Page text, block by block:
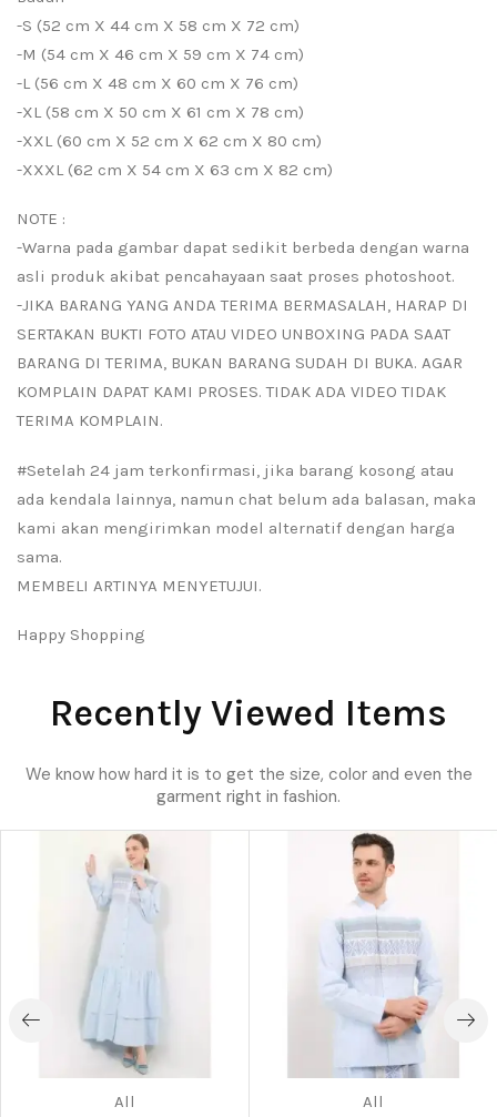
-S (52 cm X 44 cm X 58 cm X 72 cm)
-M (54 cm X 46 cm X 59 cm X 74 cm)
-L (56 cm X 48 cm X 60 cm X 76 cm)
-XL (58 cm X 50 cm X 61 cm X 78 cm)
-XXL (60 cm X 52 cm X 62 cm X 80 cm)
-XXXL (62 cm X 54 cm X 63 cm X 82 cm)
NOTE :
-Warna pada gambar dapat sedikit berbeda dengan warna
asli produk akibat pencahayaan saat proses photoshoot.
-JIKA BARANG YANG ANDA TERIMA BERMASALAH, HARAP DI
SERTAKAN BUKTI FOTO ATAU VIDEO UNBOXING PADA SAAT
BARANG DI TERIMA, BUKAN BARANG SUDAH DI BUKA. AGAR
KOMPLAIN DAPAT KAMI PROSES. TIDAK ADA VIDEO TIDAK
TERIMA KOMPLAIN.
#Setelah 24 jam terkonfirmasi, jika barang kosong atau
ada kendala lainnya, namun chat belum ada balasan, maka
kami akan mengirimkan model alternatif dengan harga
sama.
MEMBELI ARTINYA MENYETUJUI.
Happy Shopping
Recently Viewed Items
We know how hard it is to get the size, color and even the
garment right in fashion.
All
All